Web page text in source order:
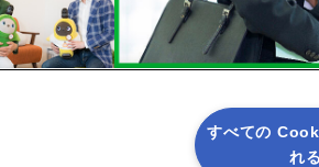
すべての
れる